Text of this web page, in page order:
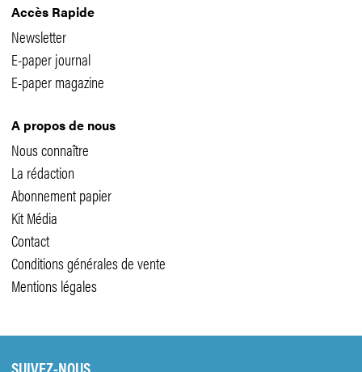
Accès Rapide
Newsletter
E-paper journal
E-paper magazine
A propos de nous
Nous connaître
La rédaction
Abonnement papier
Kit Média
Contact
Conditions générales de vente
Mentions légales